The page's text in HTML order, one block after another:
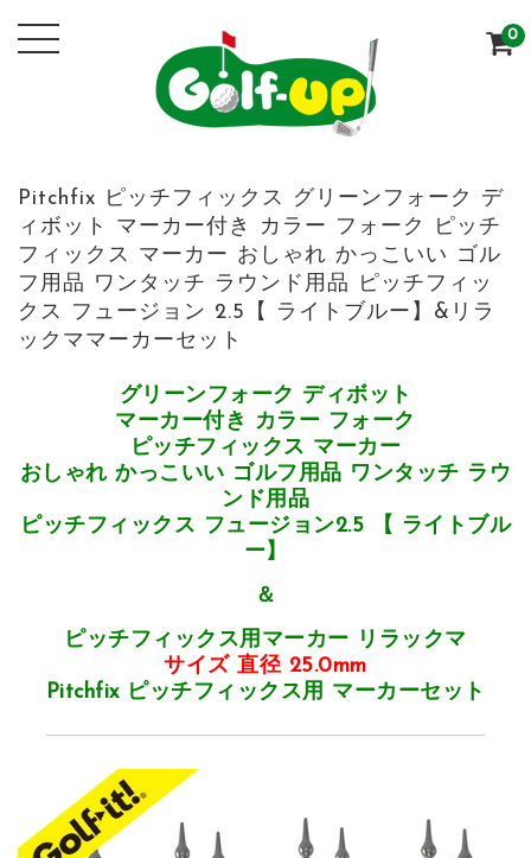
0
Pitchfix ピッチフィックス グリーンフォーク デ
ィボット マーカー付き カラー フォーク ピッチ
フィックス マーカー おしゃれ かっこいい ゴル
フ用品 ワンタッチ ラウンド用品 ピッチフィッ
クス フュージョン 2.5【 ライトブルー】&リラ
ックママーカーセット
グリーンフォーク ディボット
マーカー付き カラー フォーク
ピッチフィックス マーカー
おしゃれ かっこいい ゴルフ用品 ワンタッチ ラウ
ンド用品
ピッチフィックス フュージョン2.5 【 ライトブル
ー】
＆
ピッチフィックス用マーカー リラックマ
サイズ 直径 25.0mm
Pitchfix ピッチフィックス用 マーカーセット